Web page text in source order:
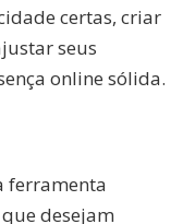
certas, criar
seus
online sólida.
ferramenta
desejam